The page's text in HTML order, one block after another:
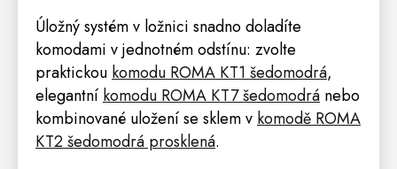
Úložný systém v ložnici snadno doladíte
komodami v jednotném odstínu: zvolte
praktickou komodu ROMA KT1 šedomodrá,
elegantní komodu ROMA KT7 šedomodrá nebo
kombinované uložení se sklem v komodě ROMA
KT2 šedomodrá prosklená.